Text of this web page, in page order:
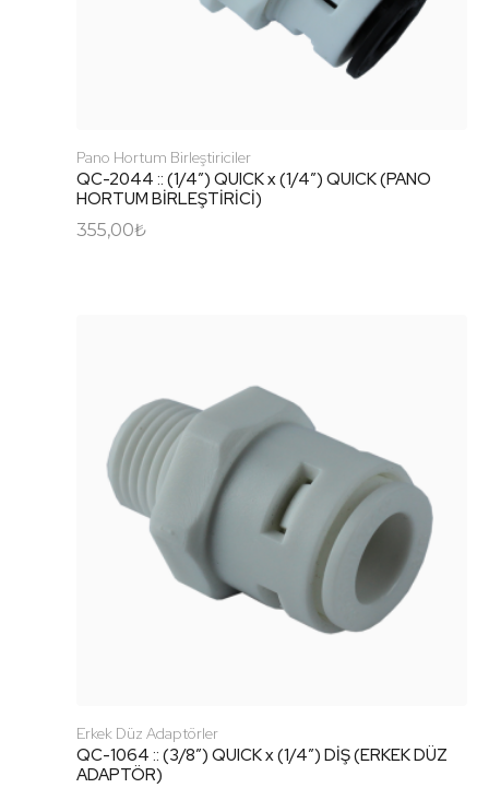
Pano Hortum Birleştiriciler
QC-2044 :: (1/4″) QUICK x (1/4″) QUICK (PANO
HORTUM BİRLEŞTİRİCİ)
355,00₺
Erkek Düz Adaptörler
QC-1064 :: (3/8″) QUICK x (1/4″) DİŞ (ERKEK DÜZ
ADAPTÖR)